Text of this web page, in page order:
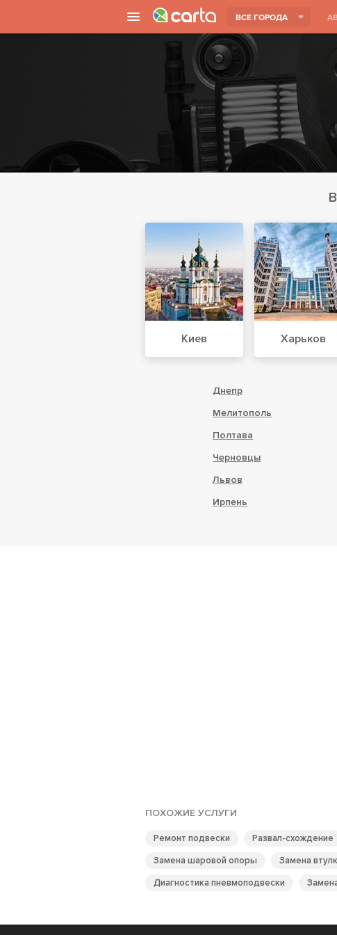
ВСЕ ГОРОДА
Киев Харьков
Днепр
Мелитополь
Полтава
Черновцы
Львов
Ирпень
ПОХОЖИЕ УСЛУГИ
Ремонт подвески Развал-схождение
Замена шаровой опоры
Замена
Диагностика пневмоподвески